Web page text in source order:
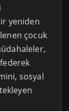
yeniden
çocuk
sosyal